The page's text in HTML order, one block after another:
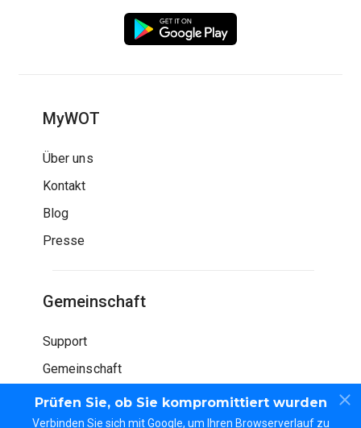
Prüfen Sie, ob Sie kompromittiert wurden
Verbinden Sie sich mit Google, um Ihren Browserverlauf zu
MyWOT
Über uns
Kontakt
Blog
Presse
Gemeinschaft
Support
Gemeinschaft
Wiki